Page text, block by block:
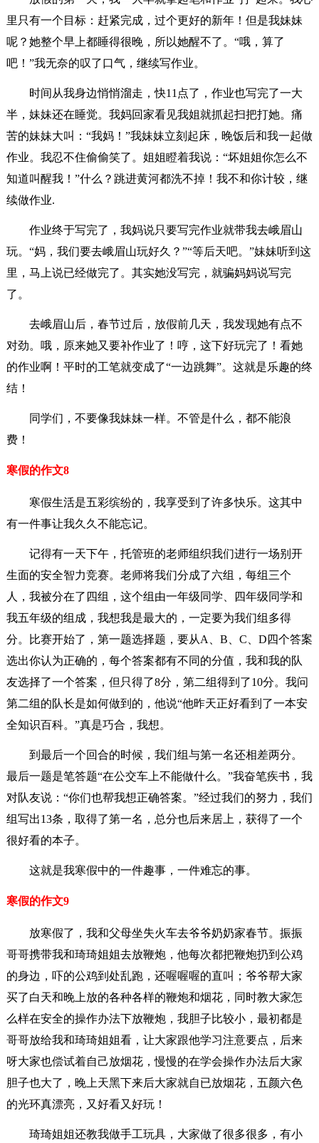
里只有一个目标：赶紧完成，过个更好的新年！但是我妹妹
呢？她整个早上都睡得很晚，所以她醒不了。“哦，算了
吧！”我无奈的叹了口气，继续写作业。
时间从我身边悄悄溜走，快11点了，作业也写完了一大
半，妹妹还在睡觉。我妈回家看见我姐就抓起扫把打她。痛
苦的妹妹大叫：“我妈！”我妹妹立刻起床，晚饭后和我一起做
作业。我忍不住偷偷笑了。姐姐瞪着我说：“坏姐姐你怎么不
知道叫醒我！”什么？跳进黄河都洗不掉！我不和你计较，继
续做作业.
作业终于写完了，我妈说只要写完作业就带我去峨眉山
玩。“妈，我们要去峨眉山玩好久？”“等后天吧。”妹妹听到这
里，马上说已经做完了。其实她没写完，就骗妈妈说写完
了。
去峨眉山后，春节过后，放假前几天，我发现她有点不
对劲。哦，原来她又要补作业了！哼，这下好玩完了！看她
的作业啊！平时的工笔就变成了“一边跳舞”。这就是乐趣的终
结！
同学们，不要像我妹妹一样。不管是什么，都不能浪
费！
寒假的作文8
寒假生活是五彩缤纷的，我享受到了许多快乐。这其中
有一件事让我久久不能忘记。
记得有一天下午，托管班的老师组织我们进行一场别开
生面的安全智力竞赛。老师将我们分成了六组，每组三个
人，我被分在了四组，这个组由一年级同学、四年级同学和
我五年级的组成，我想我是最大的，一定要为我们组多得
分。比赛开始了，第一题选择题，要从A、B、C、D四个答案
选出你认为正确的，每个答案都有不同的分值，我和我的队
友选择了一个答案，但只得了8分，第二组得到了10分。我问
第二组的队长是如何做到的，他说“他昨天正好看到了一本安
全知识百科。”真是巧合，我想。
到最后一个回合的时候，我们组与第一名还相差两分。
最后一题是笔答题“在公交车上不能做什么。”我奋笔疾书，我
对队友说：“你们也帮我想正确答案。”经过我们的努力，我们
组写出13条，取得了第一名，总分也后来居上，获得了一个
很好看的本子。
这就是我寒假中的一件趣事，一件难忘的事。
寒假的作文9
放寒假了，我和父母坐失火车去爷爷奶奶家春节。振振
哥哥携带我和琦琦姐姐去放鞭炮，他每次都把鞭炮扔到公鸡
的身边，吓的公鸡到处乱跑，还喔喔喔的直叫；爷爷帮大家
买了白天和晚上放的各种各样的鞭炮和烟花，同时教大家怎
么样在安全的操作办法下放鞭炮，我胆子比较小，最初都是
哥哥放给我和琦琦姐姐看，让大家跟他学习注意要点，后来
呀大家也偿试着自己放烟花，慢慢的在学会操作办法后大家
胆子也大了，晚上天黑下来后大家就自已放烟花，五颜六色
的光环真漂亮，又好看又好玩！
琦琦姐姐还教我做手工玩具，大家做了很多很多，有小